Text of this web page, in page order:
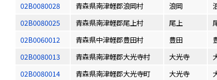
02B0080028
青森県南津軽郡浪岡村 浪岡
02B0080025
青森県南津軽郡尾上村 尾上
02B0060012
青森県中津軽郡豊田村 豊田
02B0080013
青森県南津軽郡大光寺村 大光寺
02B0080014
青森県南津軽郡大光寺町 大光寺